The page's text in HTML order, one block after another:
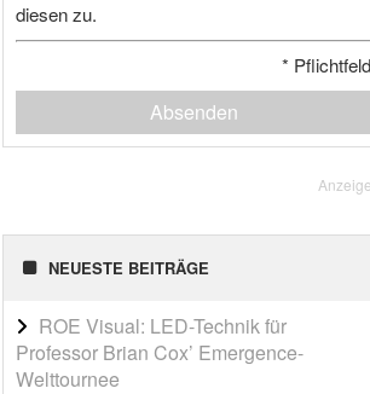
diesen zu.
* Pflichtfeld
Absenden
Anzeige
NEUESTE BEITRÄGE
ROE Visual: LED-Technik für
Professor Brian Cox’ Emergence-
Welttournee